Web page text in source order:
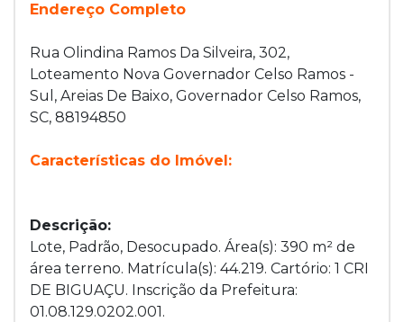
Endereço Completo
Rua Olindina Ramos Da Silveira, 302,
Loteamento Nova Governador Celso Ramos -
Sul, Areias De Baixo, Governador Celso Ramos,
SC, 88194850
Características do Imóvel:
Descrição:
Lote, Padrão, Desocupado. Área(s): 390 m² de
área terreno. Matrícula(s): 44.219. Cartório: 1 CRI
DE BIGUAÇU. Inscrição da Prefeitura:
01.08.129.0202.001.